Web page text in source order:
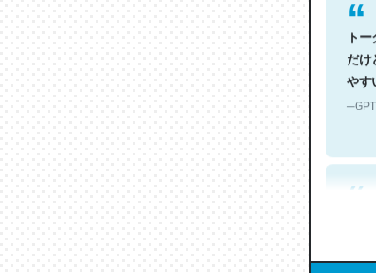
ト
だ
やす